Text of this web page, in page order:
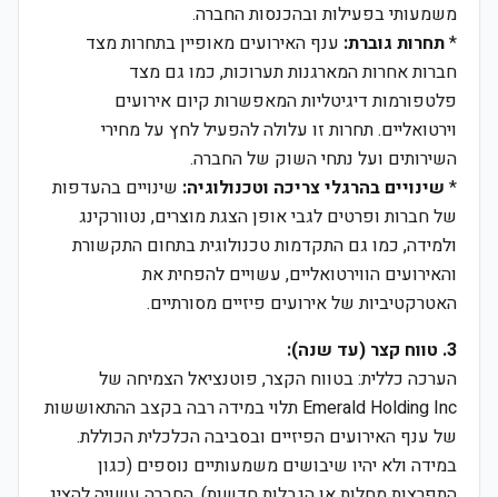
משמעותי בפעילות ובהכנסות החברה.
*תחרות גוברת: ענף האירועים מאופיין בתחרות מצד
חברות אחרות המארגנות תערוכות, כמו גם מצד
פלטפורמות דיגיטליות המאפשרות קיום אירועים
וירטואליים. תחרות זו עלולה להפעיל לחץ על מחירי
השירותים ועל נתחי השוק של החברה.
* שינויים בהרגלי צריכה וטכנולוגיה: שינויים בהעדפות
של חברות ופרטים לגבי אופן הצגת מוצרים, נטוורקינג
ולמידה, כמו גם התקדמות טכנולוגית בתחום התקשורת
והאירועים הווירטואליים, עשויים להפחית את
האטרקטיביות של אירועים פיזיים מסורתיים.
3. טווח קצר (עד שנה):
הערכה כללית: בטווח הקצר, פוטנציאל הצמיחה של
Emerald Holding Inc תלוי במידה רבה בקצב ההתאוששות
של ענף האירועים הפיזיים ובסביבה הכלכלית הכוללת.
במידה ולא יהיו שיבושים משמעותיים נוספים (כגון